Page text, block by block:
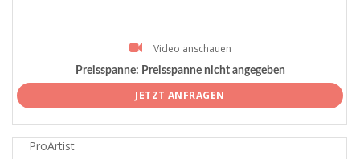
Video anschauen
Preisspanne: Preisspanne nicht angegeben
JETZT ANFRAGEN
ProArtist